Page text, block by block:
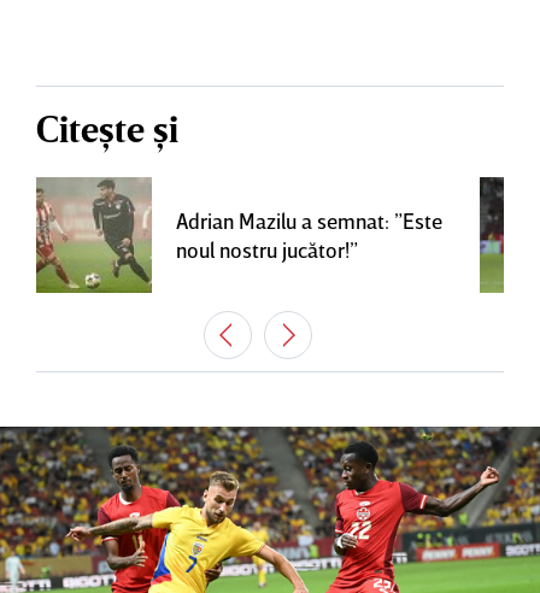
Citește și
Adrian Mazilu a semnat: ”Este
noul nostru jucător!”